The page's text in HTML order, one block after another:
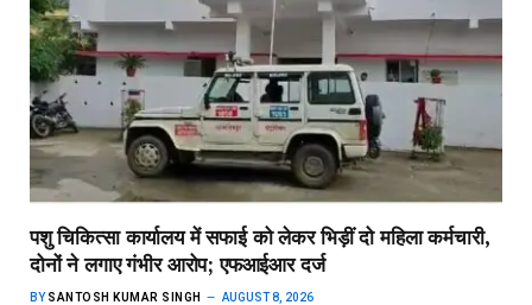
पशु चिकित्सा कार्यालय में सफाई को लेकर भिड़ीं दो महिला कर्मचारी,
दोनों ने लगाए गंभीर आरोप; एफआईआर दर्ज
BY SANTOSH KUMAR SINGH AUGUST 8, 2026